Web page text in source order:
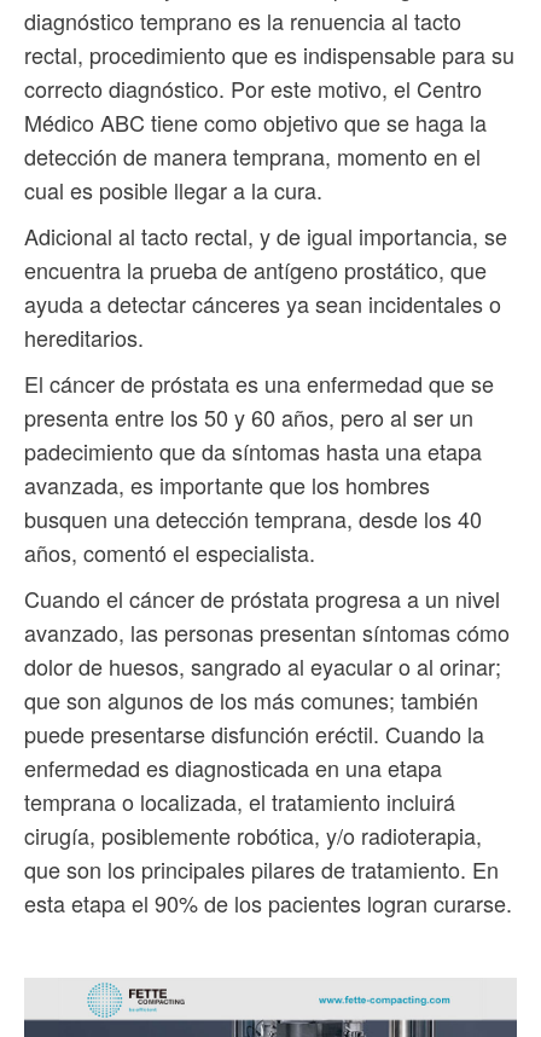
diagnóstico temprano es la renuencia al tacto
rectal, procedimiento que es indispensable para su
correcto diagnóstico. Por este motivo, el Centro
Médico ABC tiene como objetivo que se haga la
detección de manera temprana, momento en el
cual es posible llegar a la cura.
Adicional al tacto rectal, y de igual importancia, se
encuentra la prueba de antígeno prostático, que
ayuda a detectar cánceres ya sean incidentales o
hereditarios.
El cáncer de próstata es una enfermedad que se
presenta entre los 50 y 60 años, pero al ser un
padecimiento que da síntomas hasta una etapa
avanzada, es importante que los hombres
busquen una detección temprana, desde los 40
años, comentó el especialista.
Cuando el cáncer de próstata progresa a un nivel
avanzado, las personas presentan síntomas cómo
dolor de huesos, sangrado al eyacular o al orinar;
que son algunos de los más comunes; también
puede presentarse disfunción eréctil. Cuando la
enfermedad es diagnosticada en una etapa
temprana o localizada, el tratamiento incluirá
cirugía, posiblemente robótica, y/o radioterapia,
que son los principales pilares de tratamiento. En
esta etapa el 90% de los pacientes logran curarse.